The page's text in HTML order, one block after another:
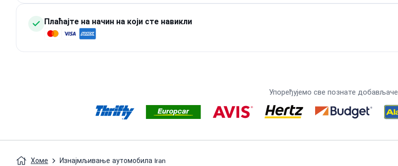
Плаћајте на начин на који сте навикли
Упоређујемо све познате добављаче
Хоме Изнајмљивање аутомобила Iran